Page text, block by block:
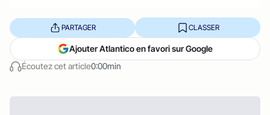
Écoutez cet article0:00min
PARTAGER CLASSER
Ajouter Atlantico en favori sur Google